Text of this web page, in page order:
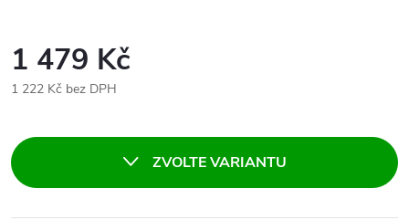
1 479 Kč
1 222 Kč bez DPH
ZVOLTE VARIANTU